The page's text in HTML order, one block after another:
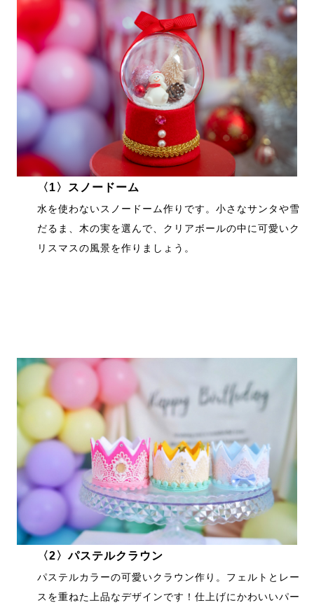
〈1〉スノードーム
水を使わないスノードーム作りです。小さなサンタや雪
だるま、木の実を選んで、クリアボールの中に可愛いク
リスマスの風景を作りましょう。
〈2〉パステルクラウン
パステルカラーの可愛いクラウン作り。フェルトとレー
スを重ねた上品なデザインです！仕上げにかわいいパー